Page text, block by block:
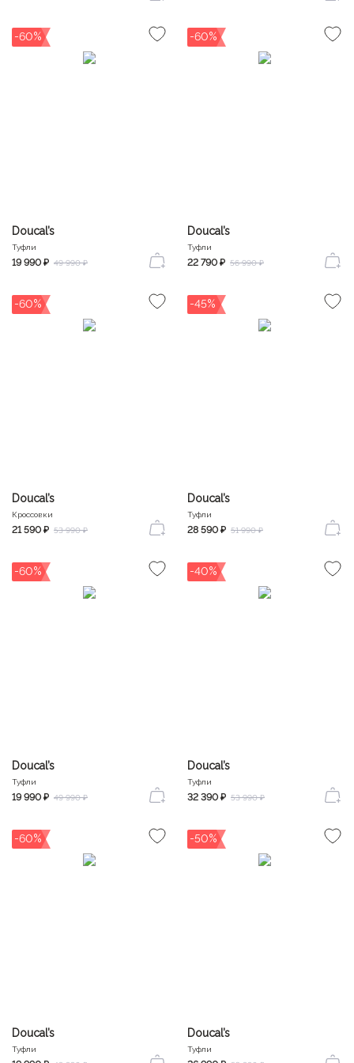
-60%
Doucal’s
Туфли
19 990 ₽ 49 990 ₽
-60%
Doucal’s
Туфли
22 790 ₽ 56 990 ₽
-60%
Doucal’s
Кроссовки
21 590 ₽ 53 990 ₽
-45%
Doucal’s
Туфли
28 590 ₽ 51 990 ₽
-60%
Doucal’s
Туфли
19 990 ₽ 49 990 ₽
-40%
Doucal’s
Туфли
32 390 ₽ 53 990 ₽
-60%
Doucal’s
Туфли
-50%
Doucal’s
Туфли